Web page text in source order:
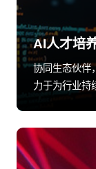
AI人才培
协同生态伙
力于为行业持